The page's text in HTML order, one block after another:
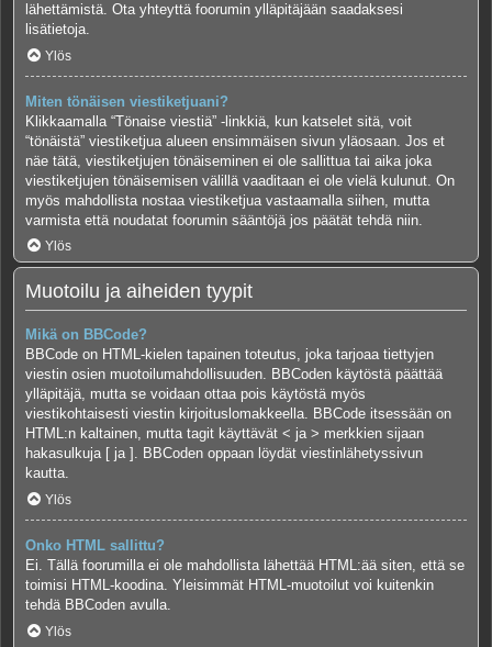
lähettämistä. Ota yhteyttä foorumin ylläpitäjään saadaksesi
lisätietoja.
Ylös
Miten tönäisen viestiketjuani?
Klikkaamalla “Tönaise viestiä” -linkkiä, kun katselet sitä, voit
“tönäistä” viestiketjua alueen ensimmäisen sivun yläosaan. Jos et
näe tätä, viestiketjujen tönäiseminen ei ole sallittua tai aika joka
viestiketjujen tönäisemisen välillä vaaditaan ei ole vielä kulunut. On
myös mahdollista nostaa viestiketjua vastaamalla siihen, mutta
varmista että noudatat foorumin sääntöjä jos päätät tehdä niin.
Ylös
Muotoilu ja aiheiden tyypit
Mikä on BBCode?
BBCode on HTML-kielen tapainen toteutus, joka tarjoaa tiettyjen
viestin osien muotoilumahdollisuuden. BBCoden käytöstä päättää
ylläpitäjä, mutta se voidaan ottaa pois käytöstä myös
viestikohtaisesti viestin kirjoituslomakkeella. BBCode itsessään on
HTML:n kaltainen, mutta tagit käyttävät < ja > merkkien sijaan
hakasulkuja [ ja ]. BBCoden oppaan löydät viestinlähetyssivun
kautta.
Ylös
Onko HTML sallittu?
Ei. Tällä foorumilla ei ole mahdollista lähettää HTML:ää siten, että se
toimisi HTML-koodina. Yleisimmät HTML-muotoilut voi kuitenkin
tehdä BBCoden avulla.
Ylös